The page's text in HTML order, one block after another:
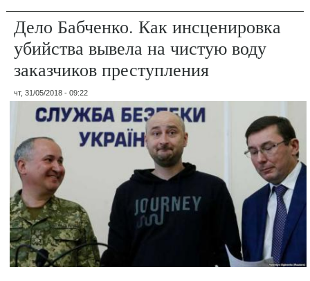
Дело Бабченко. Как инсценировка
убийства вывела на чистую воду
заказчиков преступления
чт, 31/05/2018 - 09:22